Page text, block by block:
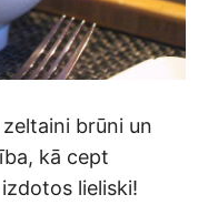
brūni un
kā cept
lieliski!